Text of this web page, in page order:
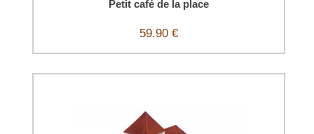
Petit café de la place
59.90 €